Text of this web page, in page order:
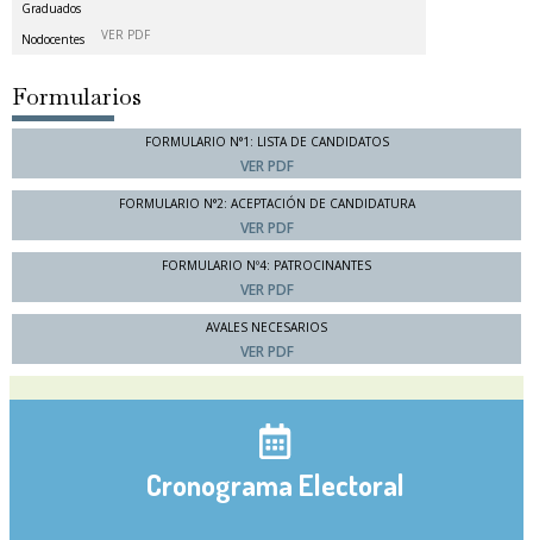
Graduados
Nodocentes
VER PDF
Formularios
FORMULARIO N°1: LISTA DE CANDIDATOS
VER PDF
FORMULARIO N°2: ACEPTACIÓN DE CANDIDATURA
VER PDF
FORMULARIO Nº4: PATROCINANTES
VER PDF
AVALES NECESARIOS
VER PDF
Cronograma Electoral